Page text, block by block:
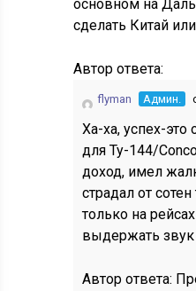
основном на
сделать Китай
Автор ответа:
flyman Админ.
Ха-ха, успех-
для Ту-144/
доход, имел
страдал от
только на
выдержать звук
Автор ответа: